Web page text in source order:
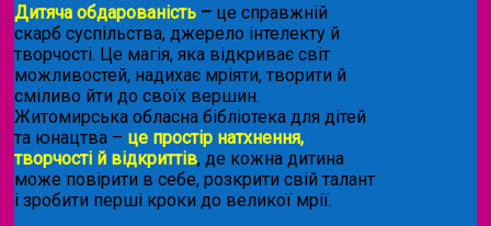
Дитяча обдарованість – це справжній
скарб суспільства, джерело інтелекту й
творчості. Це магія, яка відкриває світ
можливостей, надихає мріяти, творити й
сміливо йти до своїх вершин.
Житомирська обласна бібліотека для дітей
та юнацтва – це простір натхнення,
творчості й відкриттів, де кожна дитина
може повірити в себе, розкрити свій талант
і зробити перші кроки до великої мрії.